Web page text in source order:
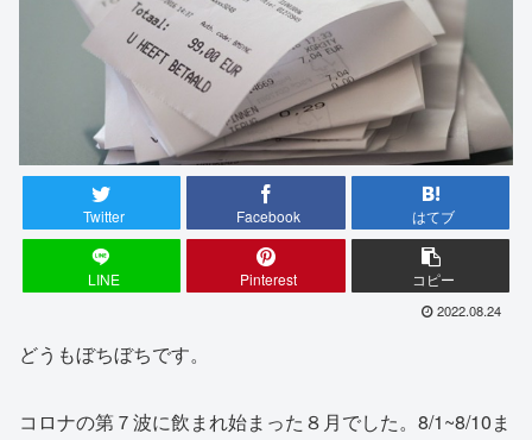
Twitter Facebook はてブ
LINE Pinterest コピー
2022.08.24
どうもぼちぼちです。
コロナの第７波に飲まれ始まった８月でした。8/1~8/10ま